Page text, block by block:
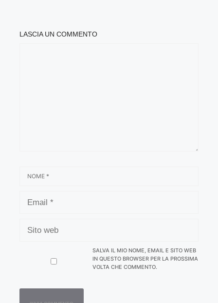
LASCIA UN COMMENTO
WEB
SALVA IL MIO NOME, EMAIL E SITO WEB
IN QUESTO BROWSER PER LA PROSSIMA
VOLTA CHE COMMENTO.